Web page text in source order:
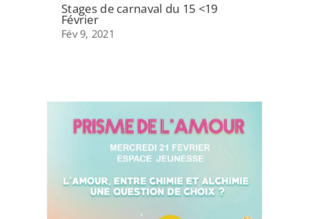
Stages de carnaval du 15 <19
Février
Fév 9, 2021